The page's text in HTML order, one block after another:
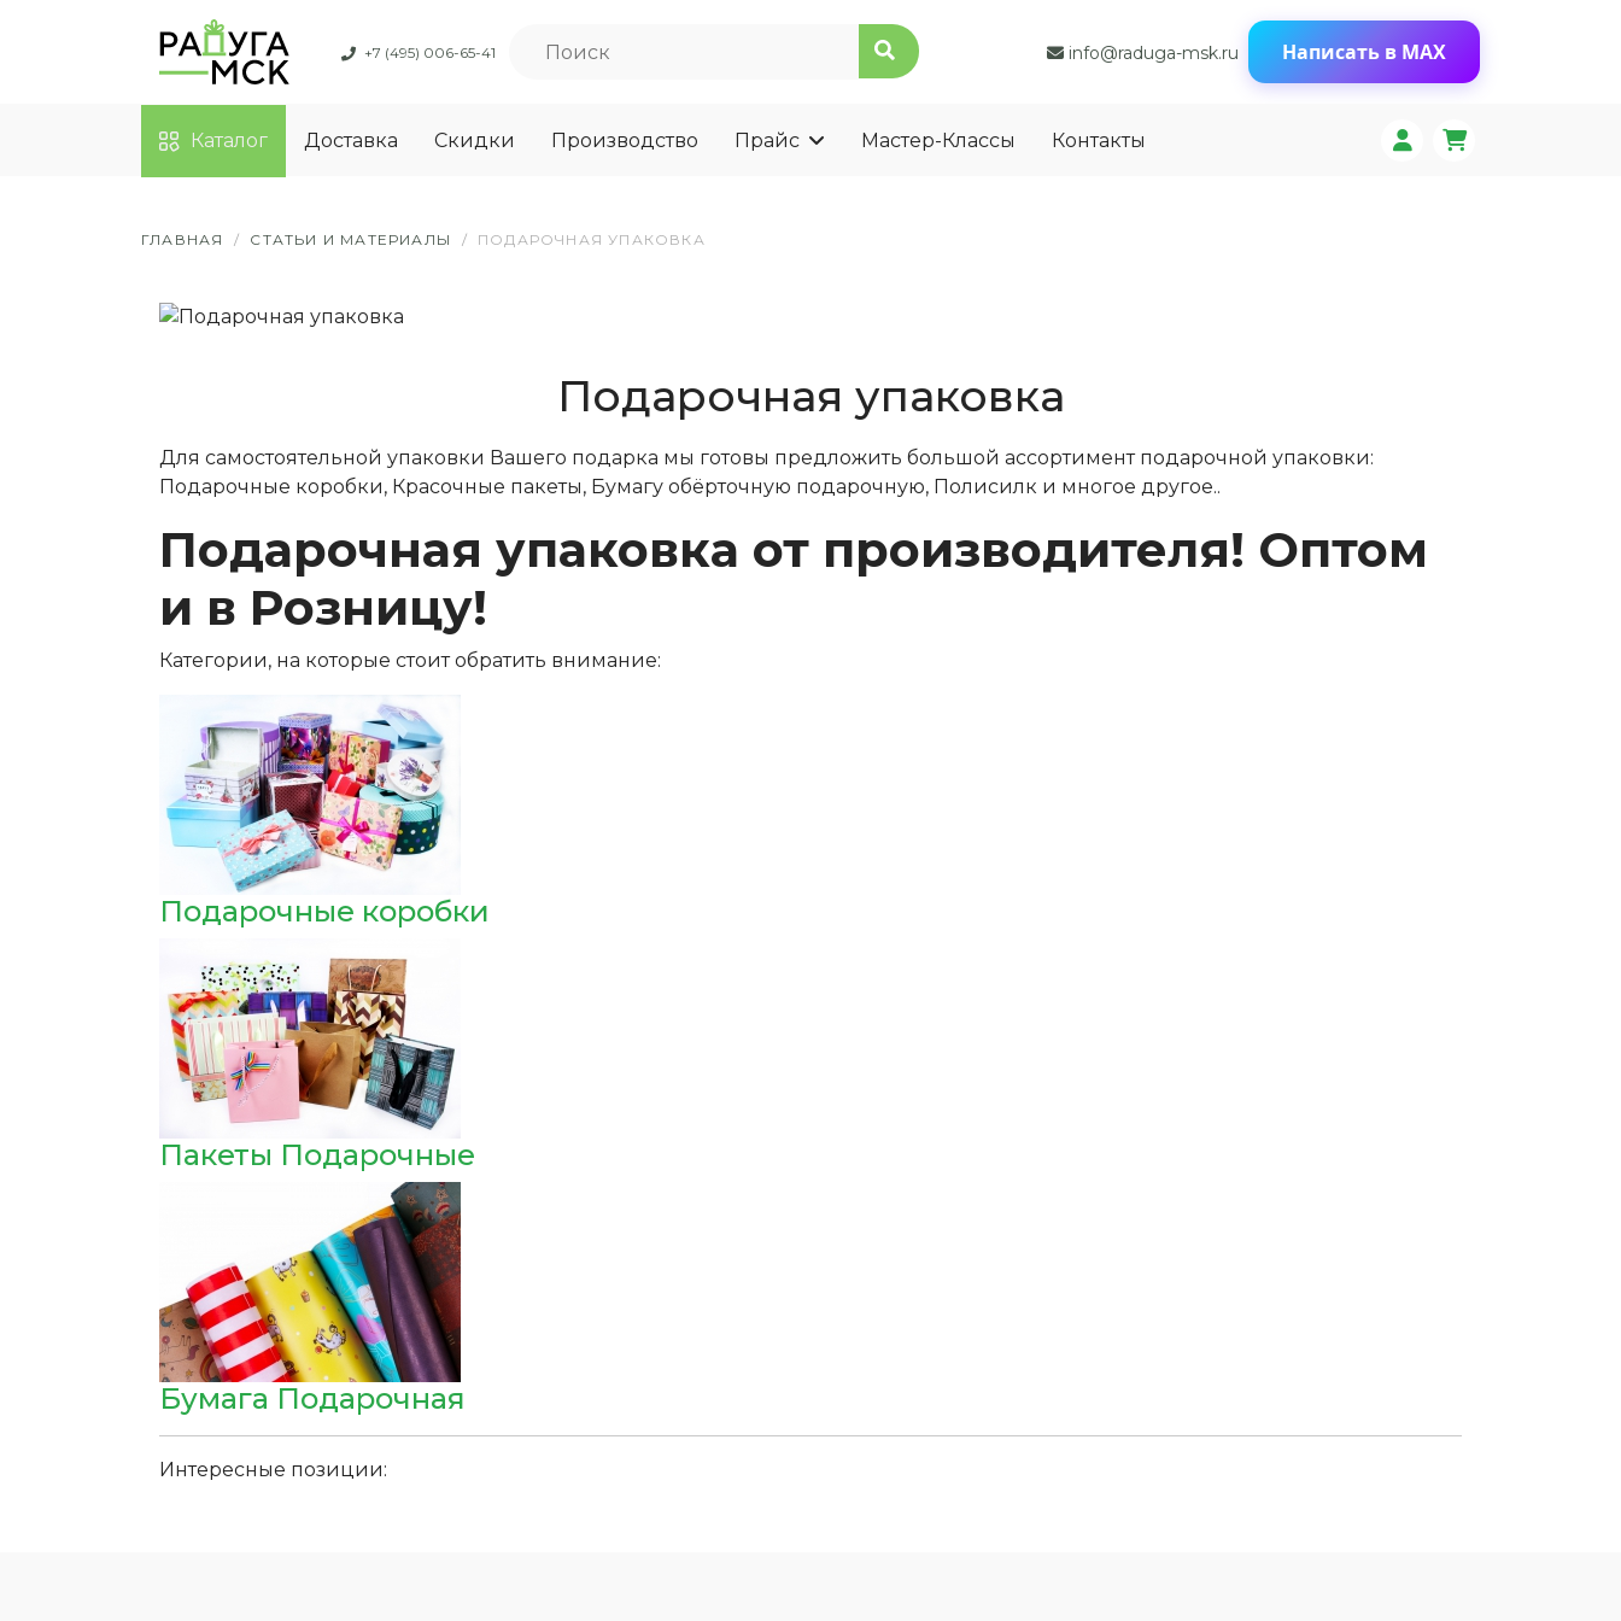
+7 (495) 006-65-41 info@raduga-msk.ru Написать в MAX
Каталог Доставка Скидки Производство Прайс Мастер-Классы Контакты
ГЛАВНАЯ / СТАТЬИ И МАТЕРИАЛЫ / ПОДАРОЧНАЯ УПАКОВКА
Подарочная упаковка
Для самостоятельной упаковки Вашего подарка мы готовы предложить большой ассортимент подарочной упаковки:
Подарочные коробки, Красочные пакеты, Бумагу обёрточную подарочную, Полисилк и многое другое..
Подарочная упаковка от производителя! Оптом
и в Розницу!
Категории, на которые стоит обратить внимание:
Подарочные коробки
Пакеты Подарочные
Бумага Подарочная
Интересные позиции: